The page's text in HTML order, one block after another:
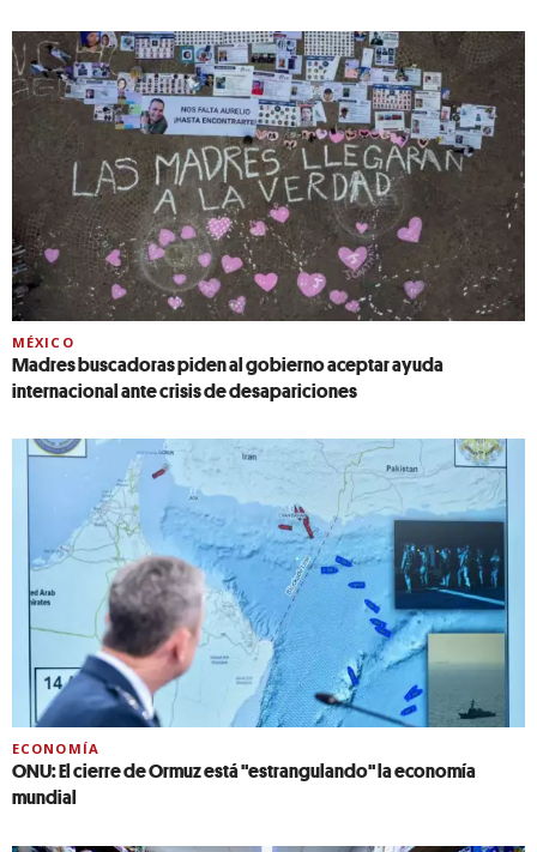
MÉXICO
Madres buscadoras piden al gobierno aceptar ayuda
internacional ante crisis de desapariciones
ECONOMÍA
ONU: El cierre de Ormuz está "estrangulando" la economía
mundial